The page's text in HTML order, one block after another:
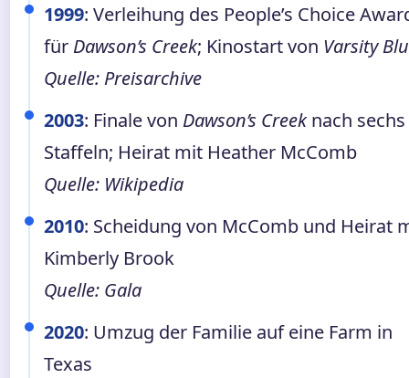
1999: Verleihung des People’s Choice
für Dawson’s Creek; Kinostart von Varsity
Quelle: Preisarchive
2003: Finale von Dawson’s Creeknach sechs
Staffeln; Heirat mit Heather McComb
Quelle: Wikipedia
2010: Scheidung von McComb und Heirat
Kimberly Brook
Quelle: Gala
2020: Umzug der Familie auf eine Farm in
Texas